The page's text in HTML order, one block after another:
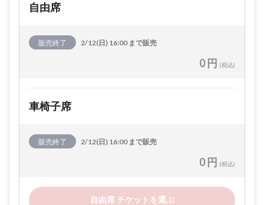
自由席
販売終了 2/12(日) 16:00 まで販売
0 円 (税込)
車椅子席
販売終了 2/12(日) 16:00 まで販売
0 円 (税込)
自由席 チケットを選ぶ